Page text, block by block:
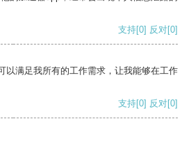
支持[0] 反对[0]
以满足我所有的工作需求，让我能够在工作
支持[0] 反对[0]